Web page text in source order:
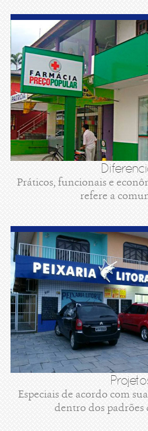
Práticos, funcionais e
refere a
Especiais de acordo com
dentro dos padrões